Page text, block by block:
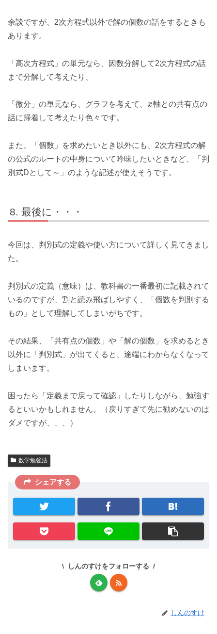
余談ですが、2次方程式以外で解の個数の話をするときも
あります。
「高次方程式」の単元なら、因数分解して2次方程式の話
まで分解して考えたり、
「微分」の単元なら、グラフを考えて、 x軸との共有点の
話に帰着して考えたり色々です。
また、「個数」を求めたいとき以外にも、2次方程式の解
の公式のルートの中身について吟味したいときなど、「判
別式Dとして～」のような記述が使えそうです。
最後に・・・
今回は、判別式の定義や使い方について詳しく見てきまし
た。
判別式の定義（意味）は、教科書の一番最初に記載されて
いるのですが、割と読み飛ばしやすく、「個数を判別する
もの」として理解してしまいがちです。
その結果、「共有点の個数」や「解の個数」を求めるとき
以外に「判別式」が出てくると、途端にわからなくなって
しまいます。
困ったら「定義まで戻って確認」したりしながら、勉強す
るといいかもしれません。（戻りすぎて先に勧めないのは
ダメですが、、、）
数学勉強法
シェアする
しんのすけをフォローする
しんのすけ